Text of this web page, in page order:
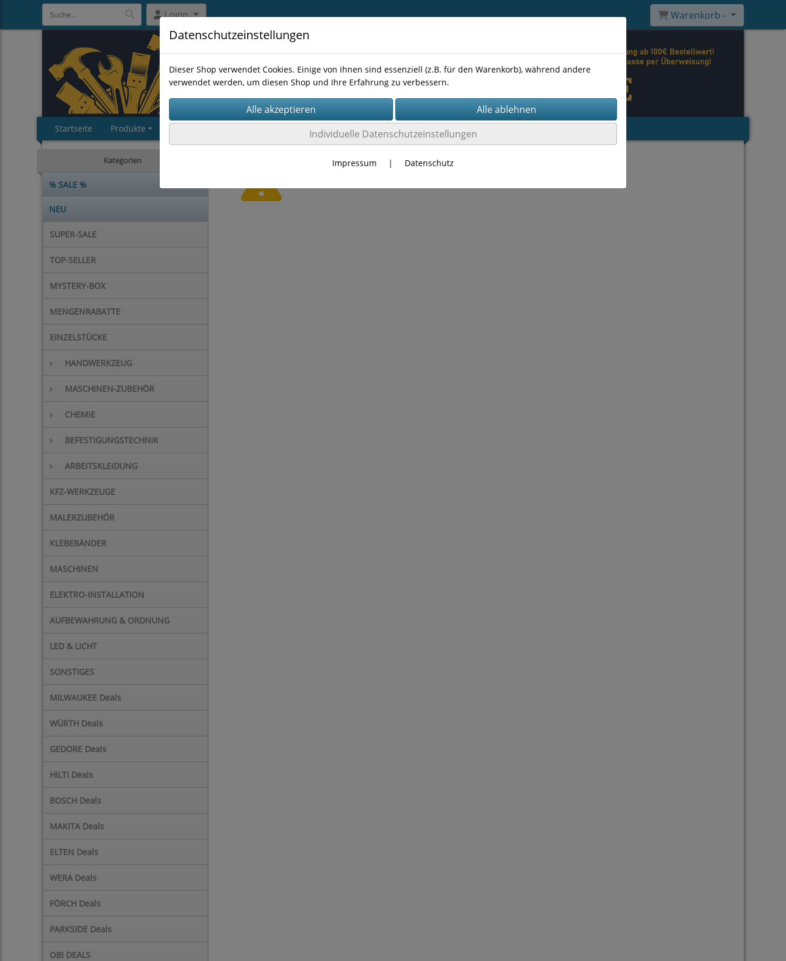
Login Warenkorb -
Startseite Produkte
Kategorien
% SALE %
NEU
SUPER-SALE
TOP-SELLER
MYSTERY-BOX
MENGENRABATTE
EINZELSTÜCKE
› HANDWERKZEUG
› MASCHINEN-ZUBEHÖR
› CHEMIE
› BEFESTIGUNGSTECHNIK
› ARBEITSKLEIDUNG
KFZ-WERKZEUGE
MALERZUBEHÖR
KLEBEBÄNDER
MASCHINEN
ELEKTRO-INSTALLATION
AUFBEWAHRUNG & ORDNUNG
LED & LICHT
SONSTIGES
MILWAUKEE Deals
WÜRTH Deals
GEDORE Deals
HILTI Deals
BOSCH Deals
MAKITA Deals
ELTEN Deals
WERA Deals
FÖRCH Deals
PARKSIDE Deals
OBI DEALS
Datenschutzeinstellungen
Dieser Shop verwendet Cookies. Einige von ihnen sind essenziell (z.B. für den Warenkorb), während andere
verwendet werden, um diesen Shop und Ihre Erfahrung zu verbessern.
Individuelle Datenschutzeinstellungen
Impressum | Datenschutz